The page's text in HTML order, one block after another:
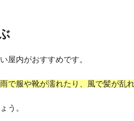
屋内がおすすめです。
雨で服や靴が濡れたり、風で髪が乱
う。